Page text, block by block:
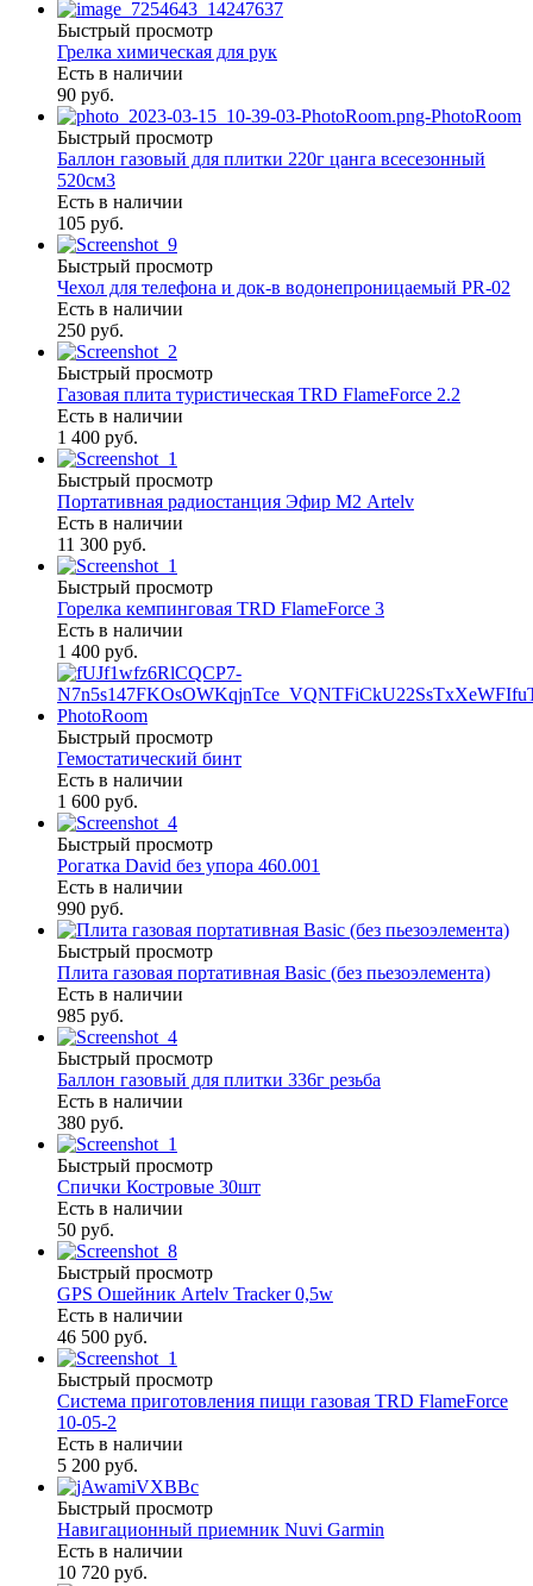
Быстрый просмотр
Грелка химическая для рук
Есть в наличии
90 руб.
Быстрый просмотр
Баллон газовый для плитки 220г цанга всесезонный
520см3
Есть в наличии
105 руб.
Быстрый просмотр
Чехол для телефона и док-в водонепроницаемый PR-02
Есть в наличии
250 руб.
Быстрый просмотр
Газовая плита туристическая TRD FlameForce 2.2
Есть в наличии
1 400 руб.
Быстрый просмотр
Портативная радиостанция Эфир М2 Artelv
Есть в наличии
11 300 руб.
Быстрый просмотр
Горелка кемпинговая TRD FlameForce 3
Есть в наличии
1 400 руб.
Быстрый просмотр
Гемостатический бинт
Есть в наличии
1 600 руб.
Быстрый просмотр
Рогатка David без упора 460.001
Есть в наличии
990 руб.
Быстрый просмотр
Плита газовая портативная Basic (без пьезоэлемента)
Есть в наличии
985 руб.
Быстрый просмотр
Баллон газовый для плитки 336г резьба
Есть в наличии
380 руб.
Быстрый просмотр
Спички Костровые 30шт
Есть в наличии
50 руб.
Быстрый просмотр
GPS Ошейник Artelv Tracker 0,5w
Есть в наличии
46 500 руб.
Быстрый просмотр
Система приготовления пищи газовая TRD FlameForce
10-05-2
Есть в наличии
5 200 руб.
Быстрый просмотр
Навигационный приемник Nuvi Garmin
Есть в наличии
10 720 руб.